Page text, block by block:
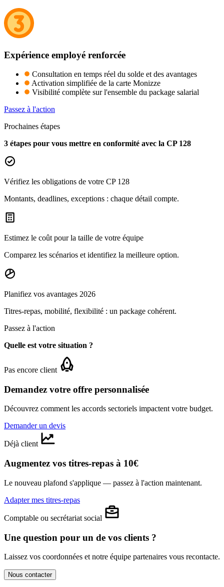
Expérience employé renforcée
Consultation en temps réel du solde et des avantages
Activation simplifiée de la carte Monizze
Visibilité complète sur l'ensemble du package salarial
Passez à l'action
Prochaines étapes
3 étapes pour vous mettre en conformité avec la CP 128
Vérifiez les obligations de votre CP 128
Montants, deadlines, exceptions : chaque détail compte.
Estimez le coût pour la taille de votre équipe
Comparez les scénarios et identifiez la meilleure option.
Planifiez vos avantages 2026
Titres-repas, mobilité, flexibilité : un package cohérent.
Passez à l'action
Quelle est votre situation ?
Pas encore client
Demandez votre offre personnalisée
Découvrez comment les accords sectoriels impactent votre budget.
Demander un devis
Déjà client
Augmentez vos titres-repas à 10€
Le nouveau plafond s'applique — passez à l'action maintenant.
Adapter mes titres-repas
Comptable ou secrétariat social
Une question pour un de vos clients ?
Laissez vos coordonnées et notre équipe partenaires vous recontacte.
Nous contacter